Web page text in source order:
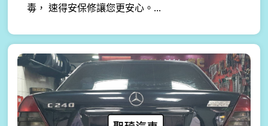
毒， 速得安保修讓您更安心。...